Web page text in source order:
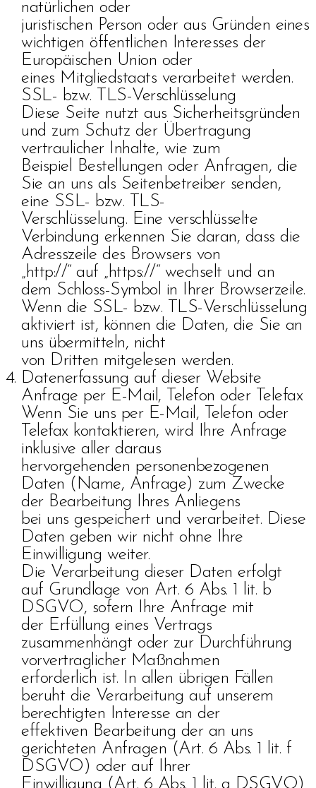
natürlichen oder
juristischen Person oder aus Gründen eines
wichtigen öffentlichen Interesses der
Europäischen Union oder
eines Mitgliedstaats verarbeitet werden.
SSL- bzw. TLS-Verschlüsselung
Diese Seite nutzt aus Sicherheitsgründen
und zum Schutz der Übertragung
vertraulicher Inhalte, wie zum
Beispiel Bestellungen oder Anfragen, die
Sie an uns als Seitenbetreiber senden,
eine SSL- bzw. TLS-
Verschlüsselung. Eine verschlüsselte
Verbindung erkennen Sie daran, dass die
Adresszeile des Browsers von
„http://“ auf „https://“ wechselt und an
dem Schloss-Symbol in Ihrer Browserzeile.
Wenn die SSL- bzw. TLS-Verschlüsselung
aktiviert ist, können die Daten, die Sie an
uns übermitteln, nicht
von Dritten mitgelesen werden.
Datenerfassung auf dieser Website
Anfrage per E-Mail, Telefon oder Telefax
Wenn Sie uns per E-Mail, Telefon oder
Telefax kontaktieren, wird Ihre Anfrage
inklusive aller daraus
hervorgehenden personenbezogenen
Daten (Name, Anfrage) zum Zwecke
der Bearbeitung Ihres Anliegens
bei uns gespeichert und verarbeitet. Diese
Daten geben wir nicht ohne Ihre
Einwilligung weiter.
Die Verarbeitung dieser Daten erfolgt
auf Grundlage von Art. 6 Abs. 1 lit. b
DSGVO, sofern Ihre Anfrage mit
der Erfüllung eines Vertrags
zusammenhängt oder zur Durchführung
vorvertraglicher Maßnahmen
erforderlich ist. In allen übrigen Fällen
beruht die Verarbeitung auf unserem
berechtigten Interesse an der
effektiven Bearbeitung der an uns
gerichteten Anfragen (Art. 6 Abs. 1 lit. f
DSGVO) oder auf Ihrer
Einwilligung (Art. 6 Abs. 1 lit. a DSGVO)